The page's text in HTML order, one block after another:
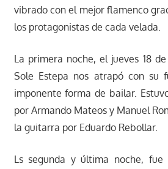
vibrado con el mejor flamenco
los protagonistas de cada velada.
La primera noche, el jueves 18
Sole Estepa nos atrapó con su
imponente forma de bailar.
por Armando Mateos y Manuel
la guitarra por Eduardo Rebollar.
Ls segunda y última noche,